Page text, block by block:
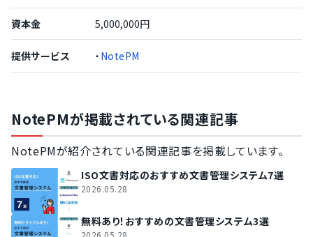
資本金 5,000,000円
提供サービス ・ NotePM
NotePMが掲載されている関連記事
NotePMが紹介されている関連記事を掲載しています。
ISO文書対応のおすすめ文書管理システム7選
2026.05.28
無料あり！おすすめの文書管理システム3選
2026.05.28